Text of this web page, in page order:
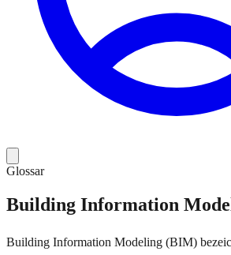
Glossar
Building Information
Building Information Modeling (BIM)